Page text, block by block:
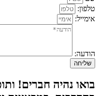
טלפון:
אימייל:
הודעה:
שליחה
בואו נהיה חברים!